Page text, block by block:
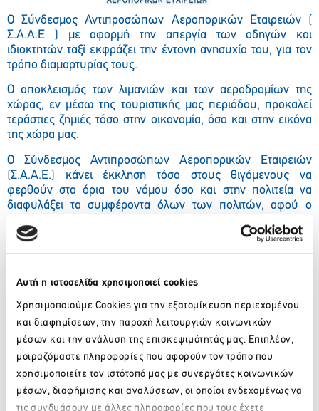
Αυτή η ιστοσελίδα χρησιμοποιεί cookies
Χρησιμοποιούμε Cookies για την εξατομίκευση περιεχομένου
και διαφημίσεων, την παροχή λειτουργιών κοινωνικών
μέσων και την ανάλυση της επισκεψιμότητάς μας. Επιπλέον,
μοιραζόμαστε πληροφορίες που αφορούν τον τρόπο που
χρησιμοποιείτε τον ιστότοπό μας με συνεργάτες κοινωνικών
μέσων, διαφήμισης και αναλύσεων, οι οποίοι ενδεχομένως να
τις συνδυάσουν με άλλες πληροφορίες που τους έχετε
Ο Σύνδεσμος Αντιπροσώπων Αεροπορικών Εταιρειών (
Σ.Α.Α.Ε ) με αφορμή την απεργία των οδηγών και
ιδιοκτητών ταξί εκφράζει την έντονη ανησυχία του, για τον
τρόπο διαμαρτυρίας τους.
Ο αποκλεισμός των λιμανιών και των αεροδρομίων της
χώρας, εν μέσω της τουριστικής μας περιόδου, προκαλεί
τεράστιες ζημιές τόσο στην οικονομία, όσο και στην εικόνα
της χώρα μας.
Ο Σύνδεσμος Αντιπροσώπων Αεροπορικών Εταιρειών
(Σ.Α.Α.Ε.) κάνει έκκληση τόσο στους θιγόμενους να
φερθούν στα όρια του νόμου όσο και στην πολιτεία να
διαφυλάξει τα συμφέροντα όλων των πολιτών, αφού ο
Facebook Twitter
Πίσω
Πρόσφατα νέα